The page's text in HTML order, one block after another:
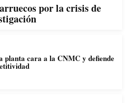
por la crisis de
planta cara a la CNMC y defiende